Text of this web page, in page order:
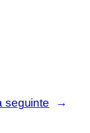
seguinte →